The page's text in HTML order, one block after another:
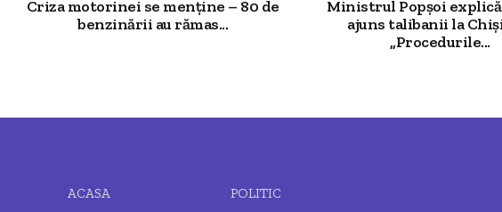
Criza motorinei se menține – 80 de
benzinării au rămas...
Ministrul Popșoi explică
ajuns talibanii la
„Procedurile...
ACASA POLITIC